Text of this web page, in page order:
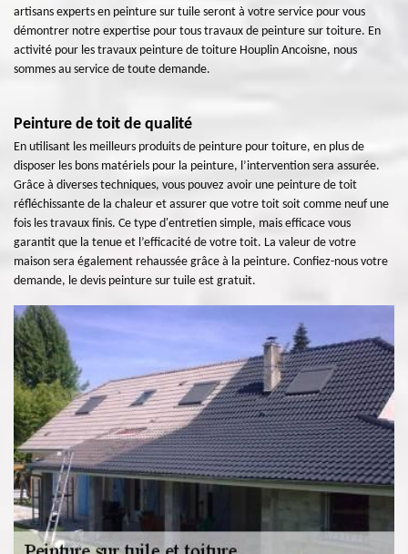
artisans experts en peinture sur tuile seront à votre service pour vous
démontrer notre expertise pour tous travaux de peinture sur toiture. En
activité pour les travaux peinture de toiture Houplin Ancoisne, nous
sommes au service de toute demande.
Peinture de toit de qualité
En utilisant les meilleurs produits de peinture pour toiture, en plus de
disposer les bons matériels pour la peinture, l’intervention sera assurée.
Grâce à diverses techniques, vous pouvez avoir une peinture de toit
réfléchissante de la chaleur et assurer que votre toit soit comme neuf une
fois les travaux finis. Ce type d'entretien simple, mais efficace vous
garantit que la tenue et l’efficacité de votre toit. La valeur de votre
maison sera également rehaussée grâce à la peinture. Confiez-nous votre
demande, le devis peinture sur tuile est gratuit.